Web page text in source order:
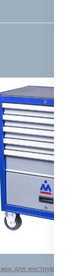
для инструментов